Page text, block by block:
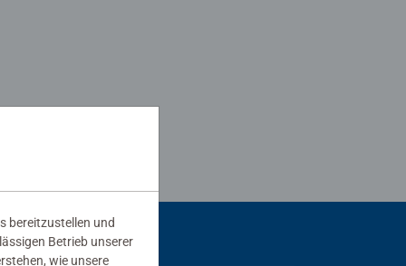
bereitzustellen und
Betrieb unserer
wie unsere